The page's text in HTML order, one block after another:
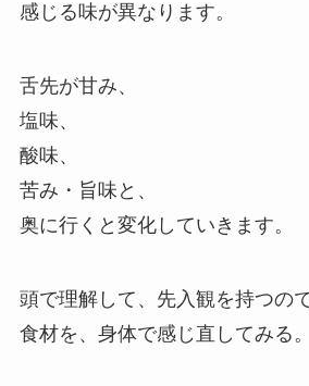
感じる味が異なります。
舌先が甘み、
塩味、
酸味、
苦み・旨味と、
奥に行くと変化していきます。
頭で理解して、先入観を持つの
食材を、身体で感じ直してみる。